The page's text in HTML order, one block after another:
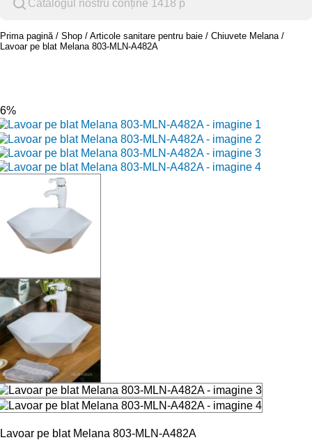
Prima pagină Shop Articole sanitare pentru baie
Chiuvete Melana
Lavoar pe blat Melana 803-MLN-A482A
Lavoar pe blat Melana 803-MLN-A482A